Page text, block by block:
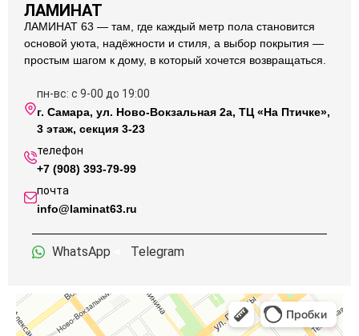
ЛАМИНАТ
ЛАМИНАТ 63 — там, где каждый метр пола становится
основой уюта, надёжности и стиля, а выбор покрытия —
простым шагом к дому, в который хочется возвращаться.
пн-вс: с 9-00 до 19:00
г. Самара, ул. Ново-Вокзальная 2а, ТЦ «На Птичке»,
3 этаж, секция 3-23
телефон
+7 (908) 393-79-99
почта
info@laminat63.ru
WhatsApp Telegram